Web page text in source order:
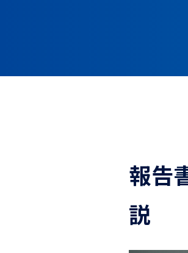
報告
説